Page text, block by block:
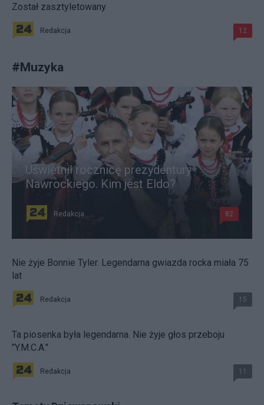
Został zasztyletowany
Redakcja 12
#Muzyka
Uświetnił rocznicę prezydentury
Nawrockiego. Kim jest Eldo?
Redakcja 82
Nie żyje Bonnie Tyler. Legendarna gwiazda rocka miała 75
lat
Redakcja 15
Ta piosenka była legendarna. Nie żyje głos przeboju
"Y.M.C.A."
Redakcja 11